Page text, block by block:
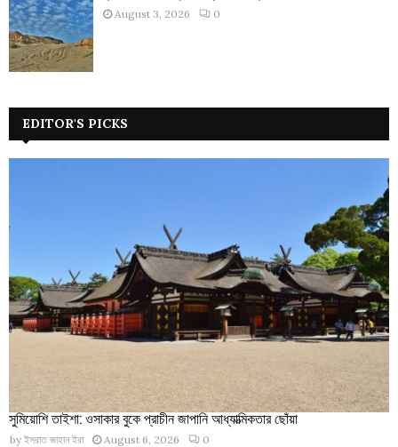
August 3, 2026 0
EDITOR'S PICKS
সুমিয়োশি তাইশা: ওসাকার বুকে প্রাচীন জাপানি আধ্যাত্মিকতার ছোঁয়া
by ইসরাত জাহান ইরা August 6, 2026 0